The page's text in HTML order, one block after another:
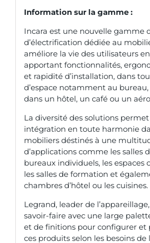
Information sur la gamme :
Incara est une nouvelle gamme
d’électrification dédiée au
améliore la vie des utilisateurs
apportant fonctionnalités,
et rapidité d’installation, dans
d’espace notamment au
dans un hôtel, un café ou un
La diversité des solutions
intégration en toute harmonie
mobiliers déstinés à une
d’applications comme les salles
bureaux individuels, les espaces
les salles de formation et
chambres d’hôtel ou les cuisines.
Legrand, leader de
savoir-faire avec une large
et de finitions pour configurer et
ces produits selon les besoins de